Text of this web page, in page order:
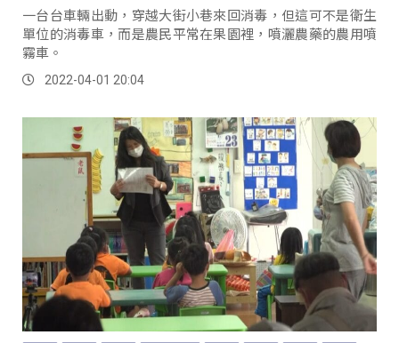
一台台車輛出動，穿越大街小巷來回消毒，但這可不是衛生
單位的消毒車，而是農民平常在果園裡，噴灑農藥的農用噴
霧車。
2022-04-01 20:04